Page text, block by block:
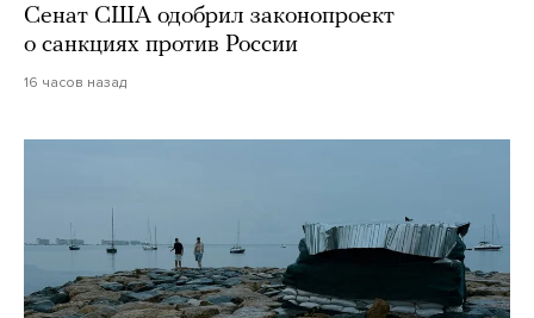
Сенат США одобрил законопроект
о санкциях против России
16 часов назад